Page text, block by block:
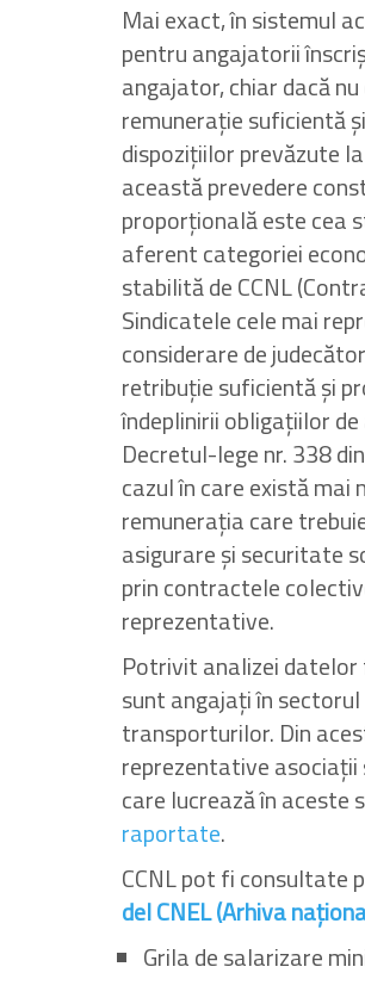
Mai exact, în sistemul
pentru angajatorii
angajator, chiar dacă
remunerație suficientă
dispozițiilor prevăzute
această prevedere
proporțională este cea
aferent categoriei
stabilită de CCNL
Sindicatele cele mai
considerare de
retribuție suficientă și
îndeplinirii obligațiilor
Decretul-lege nr. 338
cazul în care există
remunerația care
asigurare și securitate
prin contractele
reprezentative.
Potrivit analizei datelor
sunt angajați în
transporturilor. Din
reprezentative
care lucrează în aceste
raportate.
CCNL pot fi consultate
del CNEL (Arhiva
Grila de salarizare